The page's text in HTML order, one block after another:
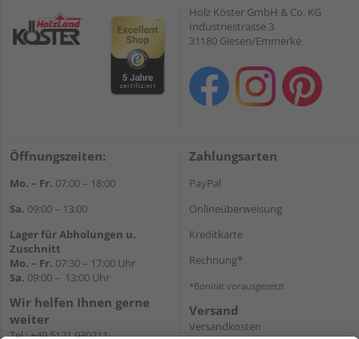
Holz Köster GmbH & Co. KG
Industriestrasse 3
31180 Giesen/Emmerke
Öffnungszeiten:
Mo. – Fr. 07:00 – 18:00
Sa. 09:00 – 13:00
Lager für Abholungen u.
Zuschnitt
Mo. – Fr. 07:30 – 17:00 Uhr
Sa. 09:00 – 13:00 Uhr
Wir helfen Ihnen gerne
weiter
Tel.:+49 5121 930211
Zahlungsarten
PayPal
Onlineüberweisung
Kreditkarte
Rechnung*
*Bonität vorausgesetzt
Versand
Versandkosten